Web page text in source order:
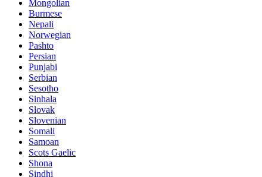
Mongolian
Burmese
Nepali
Norwegian
Pashto
Persian
Punjabi
Serbian
Sesotho
Sinhala
Slovak
Slovenian
Somali
Samoan
Scots Gaelic
Shona
Sindhi